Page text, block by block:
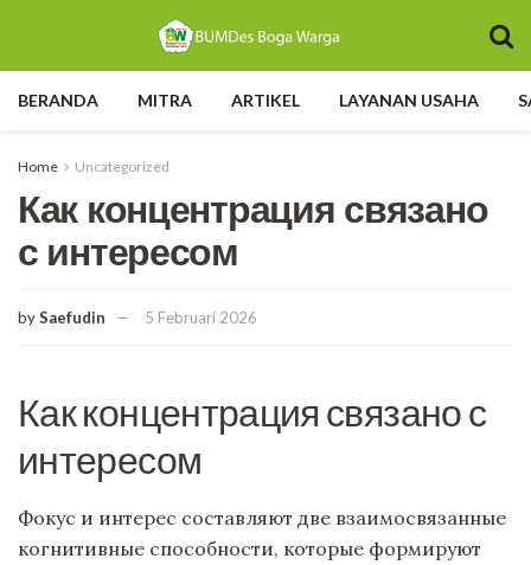
BERANDA MITRA ARTIKEL LAYANAN USAHA
Home Uncategorized
Как концентрация связано
с интересом
bySaefudin 5 Februari 2026
Как концентрация связано с
интересом
Фокус и интерес составляют две взаимосвязанные
когнитивные способности, которые формируют